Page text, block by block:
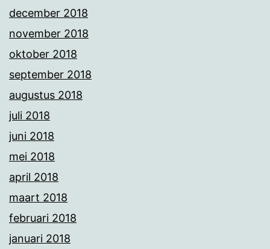
december 2018
november 2018
oktober 2018
september 2018
augustus 2018
juli 2018
juni 2018
mei 2018
april 2018
maart 2018
februari 2018
januari 2018